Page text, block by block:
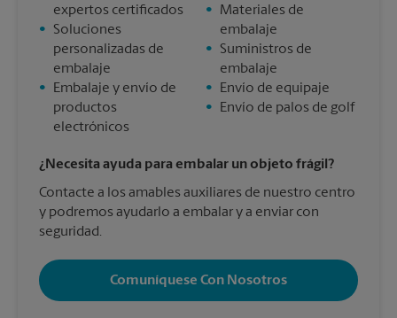
expertos certificados
•
Soluciones
personalizadas de
embalaje
•
Embalaje y envío de
productos
electrónicos
•
Materiales de
embalaje
•
Suministros de
embalaje
•
Envío de equipaje
•
Envío de palos de golf
¿Necesita ayuda para embalar un objeto frágil?
Contacte a los amables auxiliares de nuestro centro
y podremos ayudarlo a embalar y a enviar con
seguridad.
Comuníquese Con Nosotros